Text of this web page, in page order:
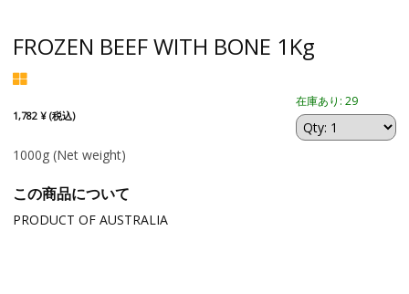
FROZEN BEEF WITH BONE 1Kg
1,782 ¥ (税込)
在庫あり: 29
1000g (Net weight)
この商品について
PRODUCT OF AUSTRALIA